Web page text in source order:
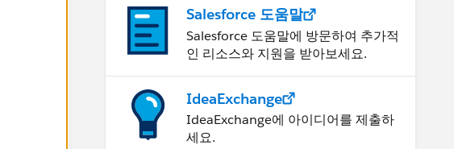
Salesforce 도움말
Salesforce 도움말에 방문하여 추가적
인 리소스와 지원을 받아보세요.
IdeaExchange
IdeaExchange에 아이디어를 제출하
세요.